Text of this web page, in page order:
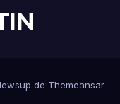
de Themeansar